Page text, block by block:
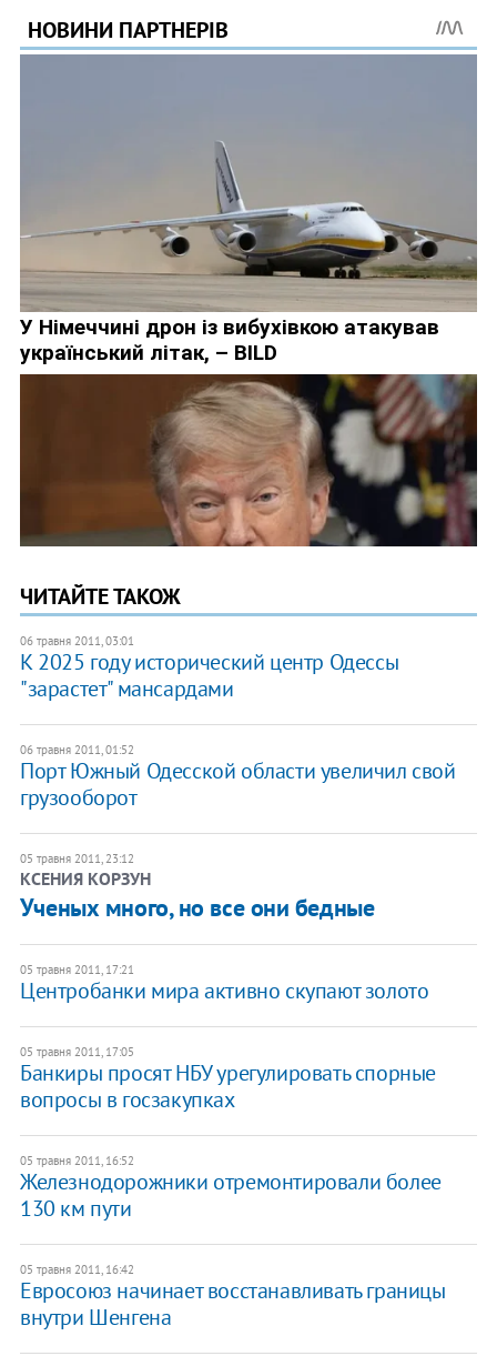
ЧИТАЙТЕ ТАКОЖ
06 травня 2011, 03:01
К 2025 году исторический центр Одессы
"зарастет" мансардами
06 травня 2011, 01:52
Порт Южный Одесской области увеличил свой
грузооборот
05 травня 2011, 23:12
КСЕНИЯ КОРЗУН
Ученых много, но все они бедные
05 травня 2011, 17:21
​Центробанки мира активно скупают золото
05 травня 2011, 17:05
​Банкиры просят НБУ урегулировать спорные
вопросы в госзакупках
05 травня 2011, 16:52
Железнодорожники отремонтировали более
130 км пути
05 травня 2011, 16:42
​Евросоюз начинает восстанавливать границы
внутри Шенгена